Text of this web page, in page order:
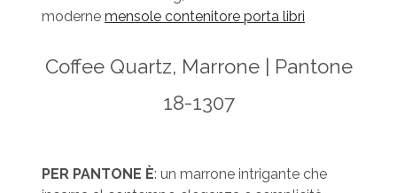
moderne mensole contenitore porta libri
Coffee Quartz, Marrone | Pantone
18-1307
PER PANTONE È: un marrone intrigante che